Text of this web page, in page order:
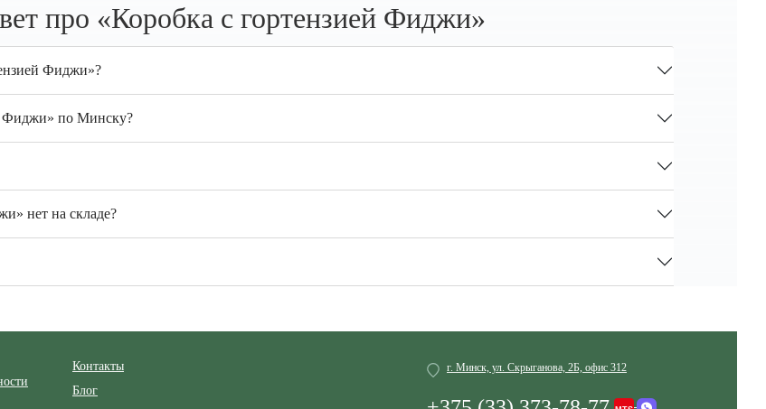
про «Коробка с гортензией Фиджи»
Фиджи»?
Фиджи» по Минску?
нет на складе?
Контакты
Блог
г. Минск, ул. Скрыганова, 2Б, офис 312